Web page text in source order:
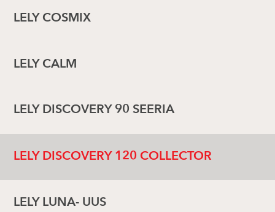
LELY COSMIX
LELY CALM
LELY DISCOVERY 90 SEERIA
LELY DISCOVERY 120 COLLECTOR
LELY LUNA- UUS